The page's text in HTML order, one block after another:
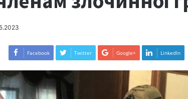
Facebook Twitter Google+ LinkedIn